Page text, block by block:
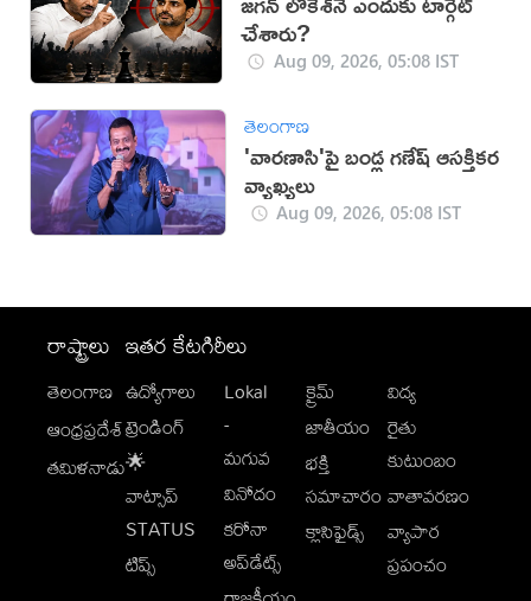
చేశారు?
Aug 09, 2026, 05:08 IST
తెలంగాణ
'వారణాసి'పై బండ్ల గణేష్ ఆసక్తికర
వ్యాఖ్యలు
Aug 09, 2026, 05:08 IST
రాష్ట్రాలు
తెలంగాణ
ఆంధ్రప్రదేశ్
తమిళనాడు
ఇతర కేటగిరీలు
ఉద్యోగాలు
ట్రెండింగ్
🌟
వాట్సాప్
STATUS
టిప్స్
Lokal
-
మగువ
వినోదం
కరోనా
అప్‌డేట్స్
క్రైమ్
జాతీయం
భక్తి
సమాచారం
క్లాసిఫైడ్స్
విద్య
రైతు
కుటుంబం
వాతావరణం
వ్యాపార
ప్రపంచం